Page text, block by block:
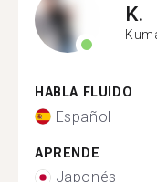
K.
HABLA FLUIDO
Español
APRENDE
Japonés